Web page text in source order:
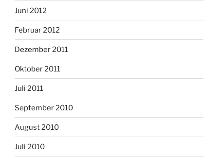
Juni 2012
Februar 2012
Dezember 2011
Oktober 2011
Juli 2011
September 2010
August 2010
Juli 2010